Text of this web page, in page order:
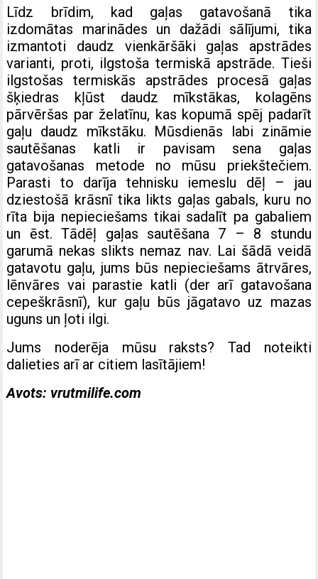
Līdz brīdim, kad gaļas gatavošanā tika
izdomātas marinādes un dažādi sālījumi, tika
izmantoti daudz vienkāršāki gaļas apstrādes
varianti, proti, ilgstoša termiskā apstrāde. Tieši
ilgstošas termiskās apstrādes procesā gaļas
šķiedras kļūst daudz mīkstākas, kolagēns
pārvēršas par želatīnu, kas kopumā spēj padarīt
gaļu daudz mīkstāku. Mūsdienās labi zināmie
sautēšanas katli ir pavisam sena gaļas
gatavošanas metode no mūsu priekštečiem.
Parasti to darīja tehnisku iemeslu dēļ – jau
dziestošā krāsnī tika likts gaļas gabals, kuru no
rīta bija nepieciešams tikai sadalīt pa gabaliem
un ēst. Tādēļ gaļas sautēšana 7 – 8 stundu
garumā nekas slikts nemaz nav. Lai šādā veidā
gatavotu gaļu, jums būs nepieciešams ātrvāres,
lēnvāres vai parastie katli (der arī gatavošana
cepeškrāsnī), kur gaļu būs jāgatavo uz mazas
uguns un ļoti ilgi.
Jums noderēja mūsu raksts? Tad noteikti
dalieties arī ar citiem lasītājiem!
Avots: vrutmilife.com